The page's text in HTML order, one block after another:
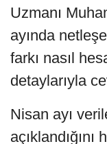
Uzmanı
ayında
farkı nasıl
detaylarıyla
Nisan ayı